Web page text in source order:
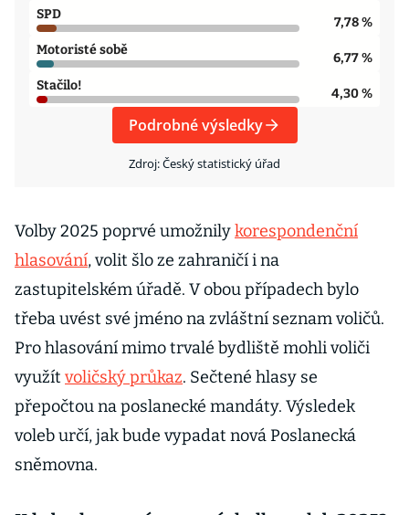
SPD
7,78 %
Motoristé sobě
6,77 %
Stačilo!
4,30 %
Podrobné výsledky
Zdroj: Český statistický úřad
Volby 2025 poprvé umožnilykorespondenční
hlasování, volit šlo ze zahraničí i na
zastupitelském úřadě. V obou případech bylo
třeba uvést své jméno na zvláštní seznam voličů.
Pro hlasování mimo trvalé bydliště mohli voliči
využít voličský průkaz. Sečtené hlasy se
přepočtou na poslanecké mandáty. Výsledek
voleb určí, jak bude vypadat nová Poslanecká
sněmovna.